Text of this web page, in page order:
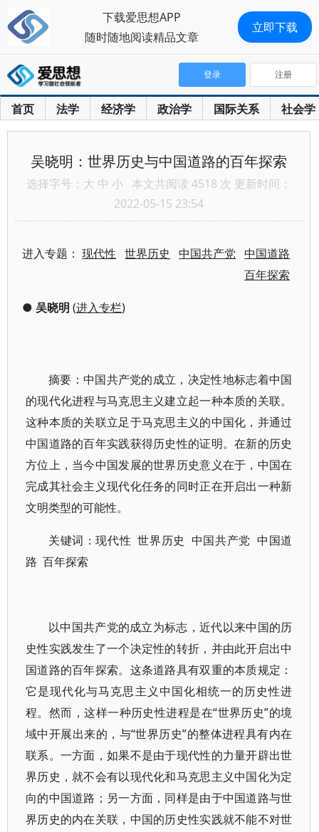
首页 法学 经济学 政治学 国际关系 社会学
登录 注册
吴晓明：世界历史与中国道路的百年探索
选择字号： 大 中 小 本文共阅读 4518 次 更新时间：
2022-05-15 23:54
进入专题：现代性 世界历史 中国共产党
中国道路
百年探索
● 吴晓明 (进入专栏)
摘要：中国共产党的成立，决定性地标志着中国
的现代化进程与马克思主义建立起一种本质的关联。
这种本质的关联立足于马克思主义的中国化，并通过
中国道路的百年实践获得历史性的证明。在新的历史
方位上，当今中国发展的世界历史意义在于，中国在
完成其社会主义现代化任务的同时正在开启出一种新
文明类型的可能性。
关键词：现代性 世界历史 中国共产党 中国道
路 百年探索
以中国共产党的成立为标志，近代以来中国的历
史性实践发生了一个决定性的转折，并由此开启出中
国道路的百年探索。这条道路具有双重的本质规定：
它是现代化与马克思主义中国化相统一的历史性进
程。然而，这样一种历史性进程是在“世界历史”的境
域中开展出来的，与“世界历史”的整体进程具有内在
联系。一方面，如果不是由于现代性的力量开辟出世
界历史，就不会有以现代化和马克思主义中国化为定
向的中国道路；另一方面，同样是由于中国道路与世
界历史的内在关联，中国的历史性实践就不能不对世
下载爱思想APP
随时随地阅读精品文章
立即下载